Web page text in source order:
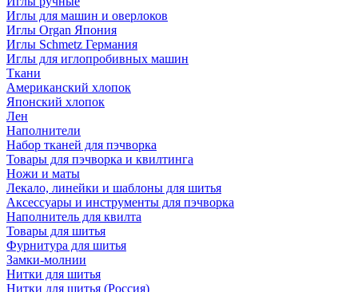
Иглы для машин и оверлоков
Иглы Organ Япония
Иглы Schmetz Германия
Иглы для иглопробивных машин
Ткани
Американский хлопок
Японский хлопок
Лен
Наполнители
Набор тканей для пэчворка
Товары для пэчворка и квилтинга
Ножи и маты
Лекало, линейки и шаблоны для шитья
Аксессуары и инструменты для пэчворка
Наполнитель для квилта
Товары для шитья
Фурнитура для шитья
Замки-молнии
Нитки для шитья
Нитки для шитья (Россия)